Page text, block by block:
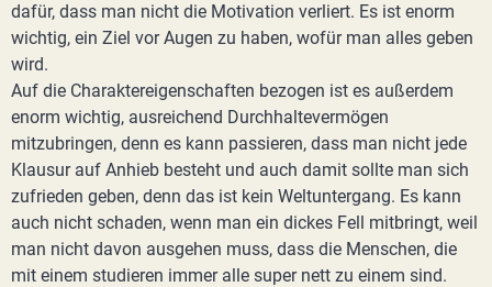
dafür, dass man nicht die Motivation verliert. Es ist enorm
wichtig, ein Ziel vor Augen zu haben, wofür man alles geben
wird.
Auf die Charaktereigenschaften bezogen ist es außerdem
enorm wichtig, ausreichend Durchhaltevermögen
mitzubringen, denn es kann passieren, dass man nicht jede
Klausur auf Anhieb besteht und auch damit sollte man sich
zufrieden geben, denn das ist kein Weltuntergang. Es kann
auch nicht schaden, wenn man ein dickes Fell mitbringt, weil
man nicht davon ausgehen muss, dass die Menschen, die
mit einem studieren immer alle super nett zu einem sind.